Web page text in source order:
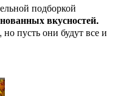
подборкой
вкусностей.
пусть они будут все и